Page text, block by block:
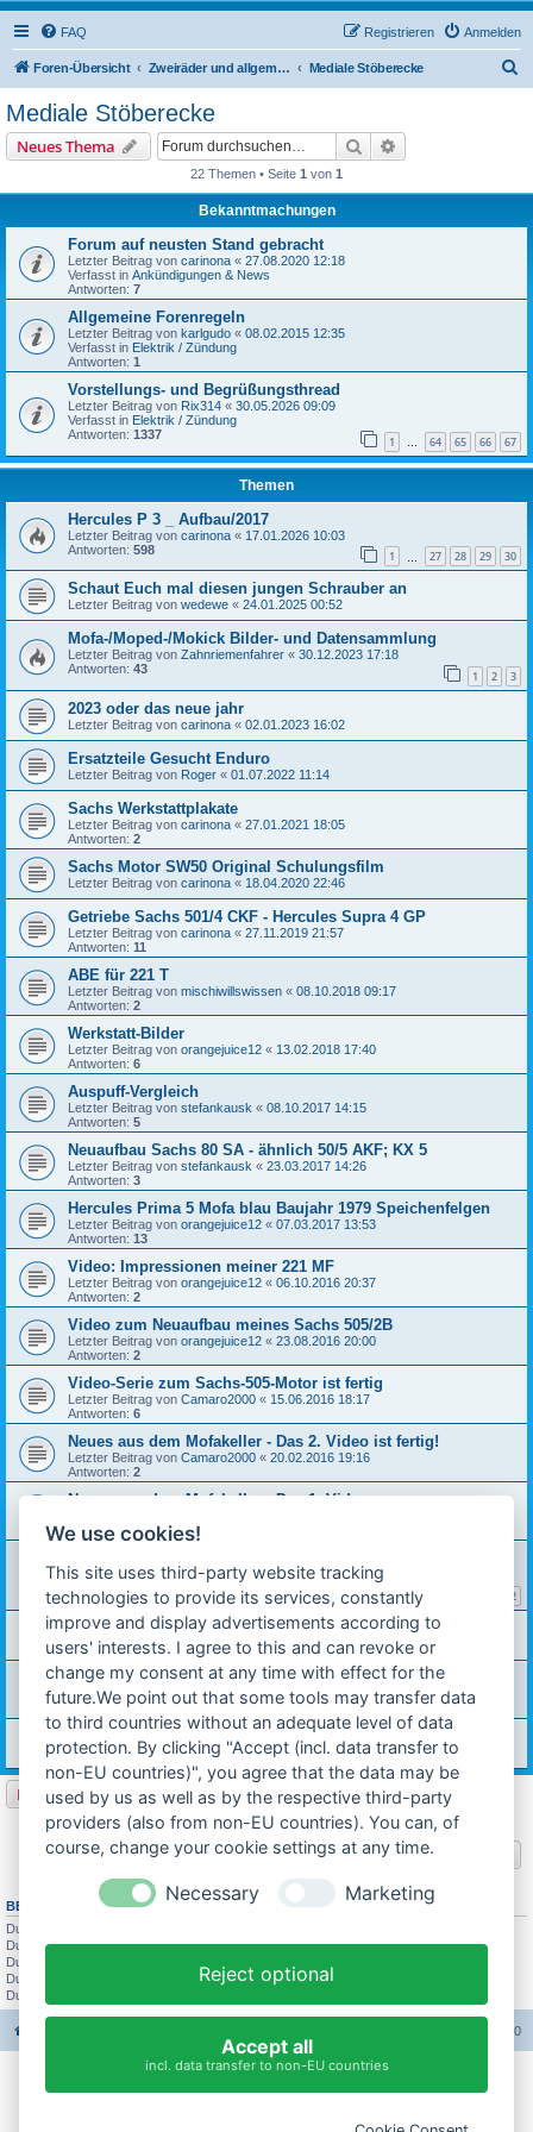
FAQ Anmelden
Registrieren
Foren-Übersicht Zweiräder und allgemeine Themen Mediale Stöberecke
Mediale Stöberecke
Neues Thema Suche
22 Themen • Seite 1 von 1
Bekanntmachungen
Forum auf neusten Stand gebracht
Letzter Beitrag von carinona « 27.08.2020 12:18
Verfasst in Ankündigungen & News
Antworten: 7
Allgemeine Forenregeln
Letzter Beitrag von karlgudo « 08.02.2015 12:35
Verfasst in Elektrik / Zündung
Antworten: 1
Vorstellungs- und Begrüßungsthread
Letzter Beitrag von Rix314 « 30.05.2026 09:09
Verfasst in Elektrik / Zündung
Antworten: 1337 1 … 64 65 66 67
Themen
Hercules P 3 _ Aufbau/2017
Letzter Beitrag von carinona « 17.01.2026 10:03
Antworten: 598 1 27 28 29 30
Schaut Euch mal diesen jungen Schrauber an
Letzter Beitrag von wedewe « 24.01.2025 00:52
Mofa-/Moped-/Mokick Bilder- und Datensammlung
Letzter Beitrag von Zahnriemenfahrer « 30.12.2023 17:18
Antworten: 43 1 2 3
2023 oder das neue jahr
Letzter Beitrag von carinona « 02.01.2023 16:02
Ersatzteile Gesucht Enduro
Letzter Beitrag von Roger « 01.07.2022 11:14
Sachs Werkstattplakate
Letzter Beitrag von carinona « 27.01.2021 18:05
Antworten: 2
Sachs Motor SW50 Original Schulungsfilm
Letzter Beitrag von carinona « 18.04.2020 22:46
Getriebe Sachs 501/4 CKF - Hercules Supra 4 GP
Letzter Beitrag von carinona « 27.11.2019 21:57
Antworten: 11
ABE für 221 T
Letzter Beitrag von mischiwillswissen « 08.10.2018 09:17
Antworten: 2
Werkstatt-Bilder
Letzter Beitrag von orangejuice12 « 13.02.2018 17:40
Antworten: 6
Auspuff-Vergleich
Letzter Beitrag von stefankausk « 08.10.2017 14:15
Antworten: 5
Neuaufbau Sachs 80 SA - ähnlich 50/5 AKF; KX 5
Letzter Beitrag von stefankausk « 23.03.2017 14:26
Antworten: 3
Hercules Prima 5 Mofa blau Baujahr 1979 Speichenfelgen
Letzter Beitrag von orangejuice12 « 07.03.2017 13:53
Antworten: 13
Video: Impressionen meiner 221 MF
Letzter Beitrag von orangejuice12 « 06.10.2016 20:37
Antworten: 2
Video zum Neuaufbau meines Sachs 505/2B
Letzter Beitrag von orangejuice12 « 23.08.2016 20:00
Antworten: 2
Video-Serie zum Sachs-505-Motor ist fertig
Letzter Beitrag von Camaro2000 « 15.06.2016 18:17
Antworten: 6
Neues aus dem Mofakeller - Das 2. Video ist fertig!
Letzter Beitrag von Camaro2000 « 20.02.2016 19:16
Antworten: 2
Neues aus dem Mofakeller - Das 1. Video
Antworten:8
Letzter Beitrag vonMichael- HF «09.10.2014 11:06
Antworten:
2
Alt-Mercedes jahrestreffen 2013 des VdH in Ornbau
Letzter Beitrag von Michael W.« 26.05.2013 13:20
Irgendwas mit Medien
Letzter Beitrag vonValentin Kissel«20.01.2013 15:51
Antworten:2
Tachotuning
Letzter Beitrag vonstefankausk«18.09.2012 15:12
Neues Thema
22 Themen • Seite von
Gehe zu
BERECHTIGUNGEN IN DIESEM FORUM
Du darfst
Du darfstkeineAntworten zu Themen in diesem Forum erstellen.
Du darfst deine Beiträge in diesem Forum
Du darfst deine Beiträge in diesem Forumnichtlöschen.
Du darfst
UTC+02:00
Impressum
We use cookies!
This site uses third-party website tracking
technologies to provide its services, constantly
improve and display advertisements according to
users' interests. I agree to this and can revoke or
change my consent at any time with effect for the
future.We point out that some tools may transfer data
to third countries without an adequate level of data
protection. By clicking "Accept (incl. data transfer to
non-EU countries)", you agree that the data may be
used by us as well as by the respective third-party
providers (also from non-EU countries). You can, of
course, change your cookie settings at any time.
Necessary Marketing
Reject optional
Accept all
incl. data transfer to non-EU countries